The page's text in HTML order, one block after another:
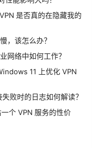
是否真的在隐藏我的
，该怎么办？
网络中如何工作？
11 上优化 VPN
败时的日志如何解读？
个 VPN 服务的性价